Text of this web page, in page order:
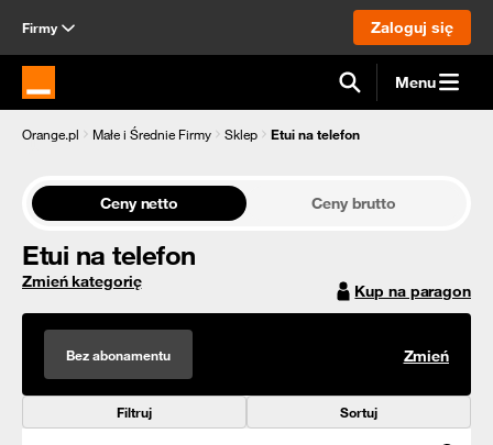
Firmy Zaloguj się
Strona główna Orange.pl Menu
Orange.pl Małe i Średnie Firmy Sklep Etui na telefon
Ceny netto Ceny brutto
Etui na telefon
Zmień kategorię Kup na paragon
Bez abonamentu Zmień
Filtruj Sortuj